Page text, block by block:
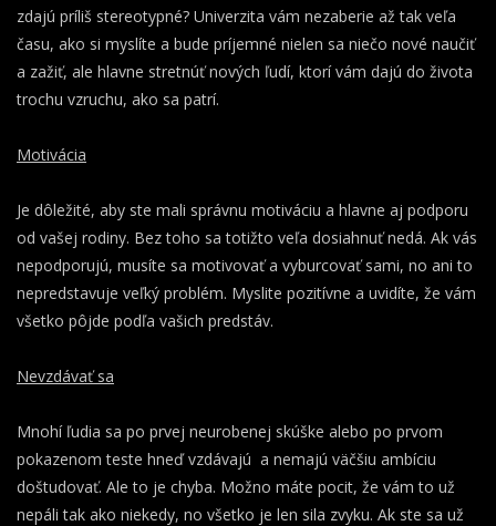
zdajú príliš stereotypné? Univerzita vám nezaberie až tak veľa
času, ako si myslíte a bude príjemné nielen sa niečo nové naučiť
a zažiť, ale hlavne stretnúť nových ľudí, ktorí vám dajú do života
trochu vzruchu, ako sa patrí.
Motivácia
Je dôležité, aby ste mali správnu motiváciu a hlavne aj podporu
od vašej rodiny. Bez toho sa totižto veľa dosiahnuť nedá. Ak vás
nepodporujú, musíte sa motivovať a vyburcovať sami, no ani to
nepredstavuje veľký problém. Myslite pozitívne a uvidíte, že vám
všetko pôjde podľa vašich predstáv.
Nevzdávať sa
Mnohí ľudia sa po prvej neurobenej skúške alebo po prvom
pokazenom teste hneď vzdávajú a nemajú väčšiu ambíciu
doštudovať. Ale to je chyba. Možno máte pocit, že vám to už
nepáli tak ako niekedy, no všetko je len sila zvyku. Ak ste sa už